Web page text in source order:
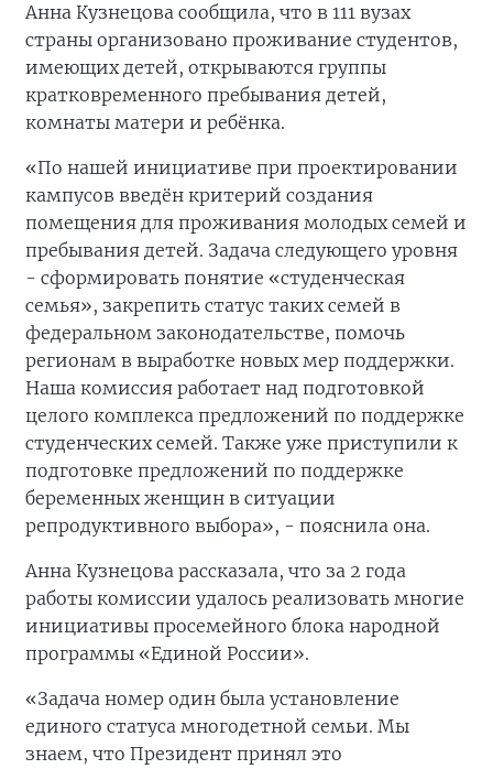
Анна Кузнецова сообщила, что в 111 вузах
страны организовано проживание студентов,
имеющих детей, открываются группы
кратковременного пребывания детей,
комнаты матери и ребёнка.
«По нашей инициативе при проектировании
кампусов введён критерий создания
помещения для проживания молодых семей и
пребывания детей. Задача следующего уровня
- сформировать понятие «студенческая
семья», закрепить статус таких семей в
федеральном законодательстве, помочь
регионам в выработке новых мер поддержки.
Наша комиссия работает над подготовкой
целого комплекса предложений по поддержке
студенческих семей. Также уже приступили к
подготовке предложений по поддержке
беременных женщин в ситуации
репродуктивного выбора», - пояснила она.
Анна Кузнецова рассказала, что за 2 года
работы комиссии удалось реализовать многие
инициативы просемейного блока народной
программы «Единой России».
«Задача номер один была установление
единого статуса многодетной семьи. Мы
знаем, что Президент принял это